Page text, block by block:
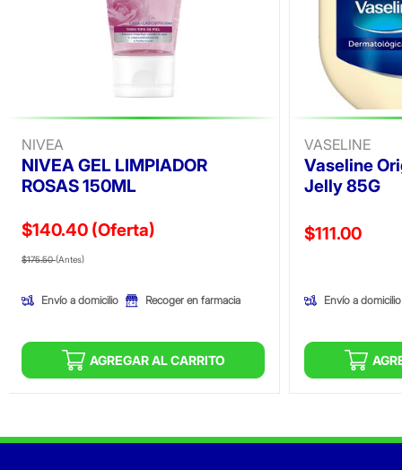
NIVEA
NIVEA GEL LIMPIADOR
ROSAS 150ML
$140.40 (Oferta)
Precio reducido de
$175.50(Antes)(Oferta)
Envío a domicilio Recoger en farmacia
AGREGAR AL CARRITO
VASELINE
Vaseline
Jelly 85G
Precio
$111.00
Envío a domicilio